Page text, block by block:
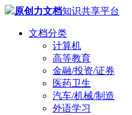
原创力文档知识共享平台
文档分类
计算机
高等教育
金融/投资/证券
医药卫生
汽车/机械/制造
外语学习